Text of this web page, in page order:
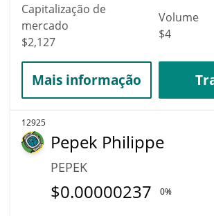
Capitalização de
mercado
$2,127
Volume
$4
Mais informação
12925
Pepek Philippe
PEPEK
$0.00000237 0%